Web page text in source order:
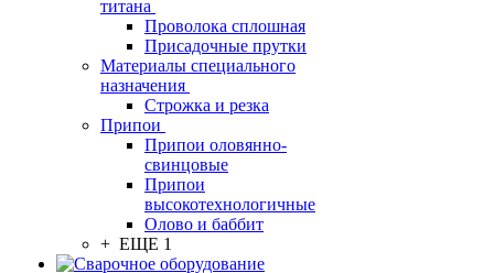
титана
Проволока сплошная
Присадочные прутки
Материалы специального
назначения
Строжка и резка
Припои
Припои оловянно-
свинцовые
Припои
высокотехнологичные
Олово и баббит
+ ЕЩЕ 1